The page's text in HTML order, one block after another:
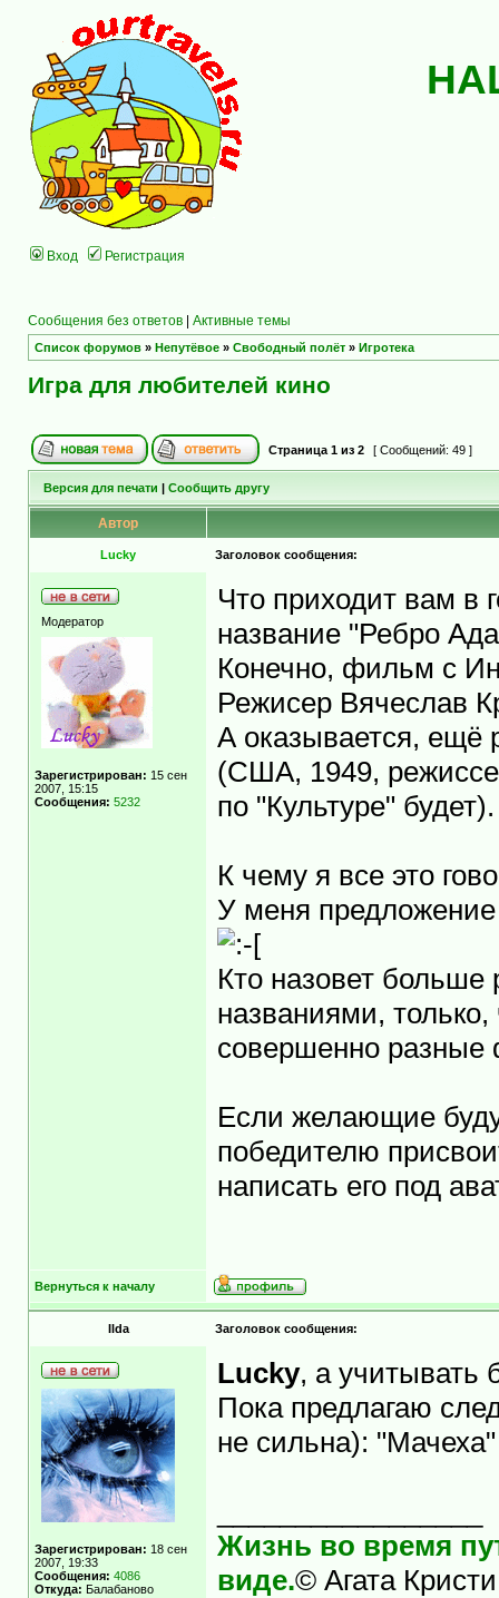
Вход Регистрация
Сообщения без ответов | Активные темы
Список форумов » Непутёвое » Свободный полёт » Игротека
Игра для любителей кино
Страница 1 из 2 [ Сообщений: 49 ]
Версия для печати | Сообщить другу
Автор
Lucky Заголовок сообщения:
Модератор
Зарегистрирован: 15 сен
2007, 15:15
Сообщения: 5232
Что приходит вам в
название "Ребро
Конечно, фильм с
Режисер Вячеслав
А оказывается,
(США, 1949,
по "Культуре" будет).
К чему я все это
У меня
Кто назовет
названиями,
совершенно
Если желающие
победителю
написать его под
Вернуться к началу
Ilda Заголовок сообщения:
Зарегистрирован: 18 сен
2007, 19:33
Сообщения: 4086
Откуда: Балабаново
Lucky, а учитывать
Пока предлагаю
не сильна):
Жизнь во время
виде.© Агата Кристи